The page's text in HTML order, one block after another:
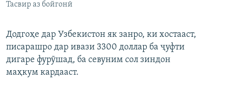
Тасвир аз бойгонӣ
Додгоҳе дар Узбекистон як занро, ки хостааст,
писарашро дар ивази 3300 доллар ба ҷуфти
дигаре фурӯшад, ба севуним сол зиндон
маҳкум кардааст.